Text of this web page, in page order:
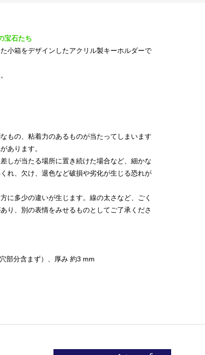
宝石たち
小箱をデザインしたアクリル製キーホルダーで
もの、粘着力のあるものが当たってしまいます
あります。
しが当たる場所に置き続けた場合など、細かな
れ、欠け、退色など破損や劣化が生じる恐れが
に多少の違いが生じます。線の太さなど、ごく
り、別の表情をみせるものとしてご了承くださ
部分含まず）、厚み 約3 mm